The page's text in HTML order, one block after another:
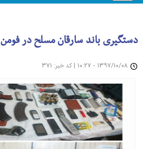
دستگیری باند سارقان مسلح در فومن
| کد خبر: ۳۷۱